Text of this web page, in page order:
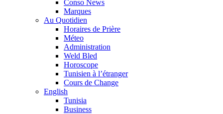
Conso News
Marques
Au Quotidien
Horaires de Prière
Méteo
Administration
Weld Bled
Horoscope
Tunisien à l’étranger
Cours de Change
English
Tunisia
Business